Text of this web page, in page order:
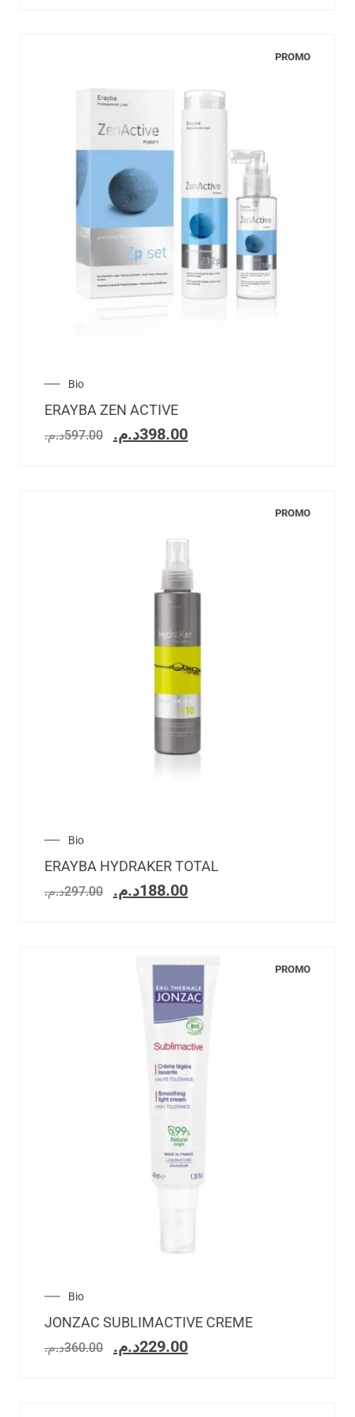
PROMO
Bio
ERAYBA ZEN ACTIVE
597.00د.م. 398.00د.م.
PROMO
Bio
ERAYBA HYDRAKER TOTAL
297.00د.م. 188.00د.م.
PROMO
Bio
JONZAC SUBLIMACTIVE CREME
360.00د.م. 229.00د.م.